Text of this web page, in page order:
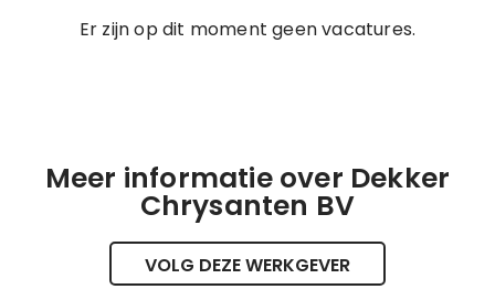
Er zijn op dit moment geen vacatures.
Meer informatie over Dekker
Chrysanten BV
VOLG DEZE WERKGEVER